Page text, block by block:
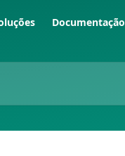
Documentação